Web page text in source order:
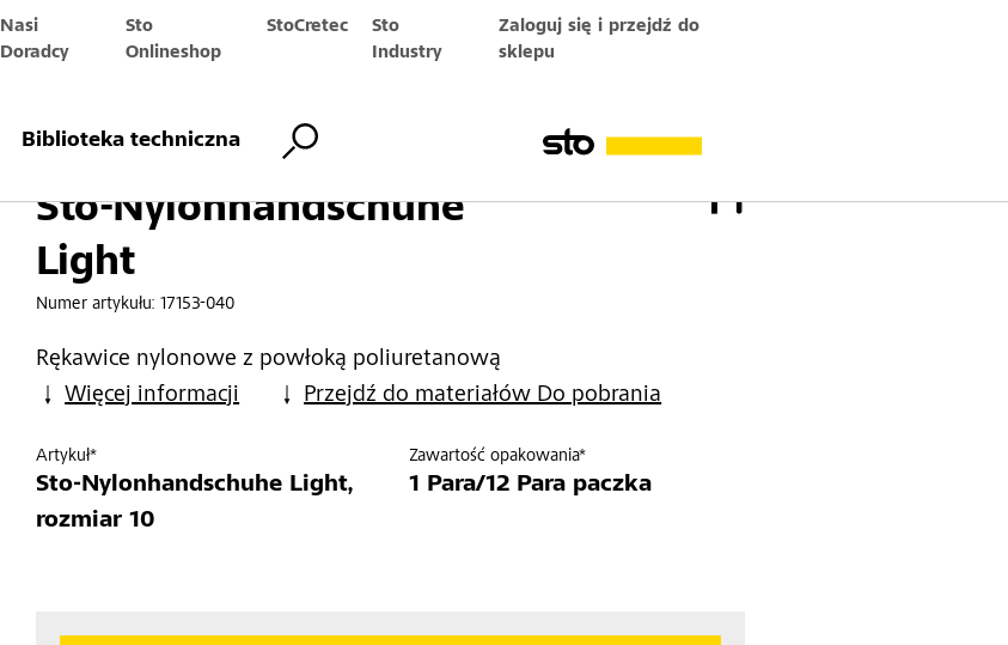
Nasi
Doradcy
Sto
Onlineshop
StoCretec
Sto
Industry
Zaloguj się i przejdź do
sklepu
Biblioteka techniczna
Sto-Nylonhandschuhe
Light
Numer artykułu:17153-040
Rękawice nylonowe z powłoką poliuretanową
Więcej informacji
Przejdź do materiałów Do pobrania
Artykuł*
Sto-Nylonhandschuhe Light,
rozmiar 10
Zawartość opakowania*
1 Para/12 Para paczka